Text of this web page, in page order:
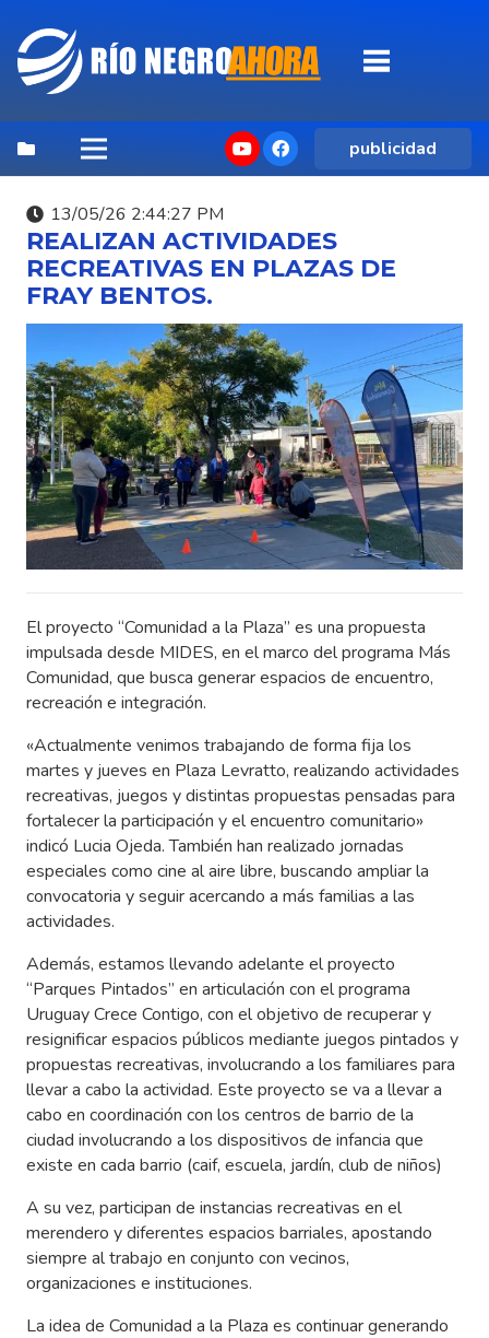
publicidad
13/05/26 2:44:27 PM
REALIZAN ACTIVIDADES
RECREATIVAS EN PLAZAS DE
FRAY BENTOS.
El proyecto “Comunidad a la Plaza” es una propuesta
impulsada desde MIDES, en el marco del programa Más
Comunidad, que busca generar espacios de encuentro,
recreación e integración.
«Actualmente venimos trabajando de forma fija los
martes y jueves en Plaza Levratto, realizando actividades
recreativas, juegos y distintas propuestas pensadas para
fortalecer la participación y el encuentro comunitario»
indicó Lucia Ojeda. También han realizado jornadas
especiales como cine al aire libre, buscando ampliar la
convocatoria y seguir acercando a más familias a las
actividades.
Además, estamos llevando adelante el proyecto
“Parques Pintados” en articulación con el programa
Uruguay Crece Contigo, con el objetivo de recuperar y
resignificar espacios públicos mediante juegos pintados y
propuestas recreativas, involucrando a los familiares para
llevar a cabo la actividad. Este proyecto se va a llevar a
cabo en coordinación con los centros de barrio de la
ciudad involucrando a los dispositivos de infancia que
existe en cada barrio (caif, escuela, jardín, club de niños)
A su vez, participan de instancias recreativas en el
merendero y diferentes espacios barriales, apostando
siempre al trabajo en conjunto con vecinos,
organizaciones e instituciones.
La idea de Comunidad a la Plaza es continuar generando